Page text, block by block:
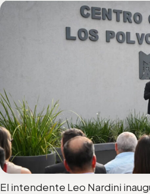
El intendente Leo Nardini